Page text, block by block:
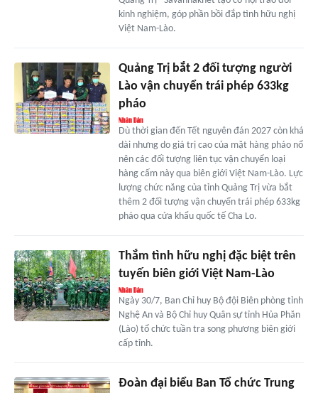
kinh nghiệm, góp phần bồi đắp tình hữu nghị
Việt Nam-Lào.
Quảng Trị bắt 2 đối tượng người
Lào vận chuyển trái phép 633kg
pháo
Dù thời gian đến Tết nguyên đán 2027 còn khá
dài nhưng do giá trị cao của mặt hàng pháo nổ
nên các đối tượng liên tục vận chuyển loại
hàng cấm này qua biên giới Việt Nam-Lào. Lực
lượng chức năng của tỉnh Quảng Trị vừa bắt
thêm 2 đối tượng vận chuyển trái phép 633kg
pháo qua cửa khẩu quốc tế Cha Lo.
Thắm tình hữu nghị đặc biệt trên
tuyến biên giới Việt Nam-Lào
Ngày 30/7, Ban Chỉ huy Bộ đội Biên phòng tỉnh
Nghệ An và Bộ Chỉ huy Quân sự tỉnh Hủa Phăn
(Lào) tổ chức tuần tra song phương biên giới
cấp tỉnh.
Đoàn đại biểu Ban Tổ chức Trung